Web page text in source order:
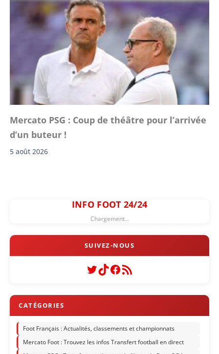
Mercato PSG : Coup de théâtre pour l’arrivée
d’un buteur !
5 août 2026
INFO FOOT 24/24
Chargement...
Twitter
TikTok
Facebook
Flux RSS
Foot Français : Actualités, classements et championnats
Mercato Foot : Trouvez les infos Transfert football en direct